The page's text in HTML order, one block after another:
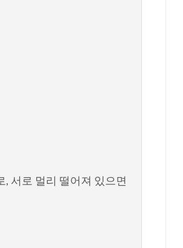
서로 멀리 떨어져 있으면